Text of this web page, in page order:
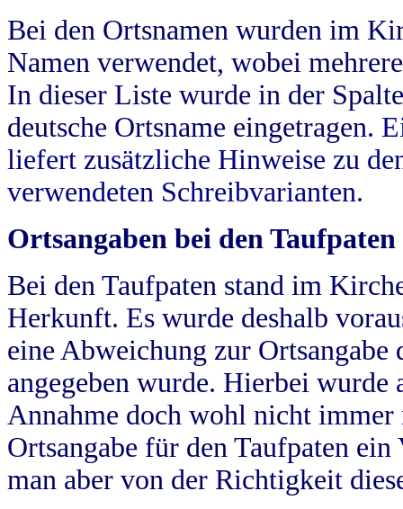
Bei den Ortsnamen wurden im
Namen verwendet, wobei
In dieser Liste wurde in der
deutsche Ortsname eingetragen.
liefert zusätzliche Hinweise zu
verwendeten Schreibvarianten.
Ortsangaben bei den Taufpaten
Bei den Taufpaten stand im
Herkunft. Es wurde deshalb
eine Abweichung zur
angegeben wurde. Hierbei wurde
Annahme doch wohl nicht
Ortsangabe für den Taufpaten
man aber von der Richtigkeit